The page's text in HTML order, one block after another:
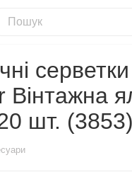
серветки
Вінтажна
шт. (3853)